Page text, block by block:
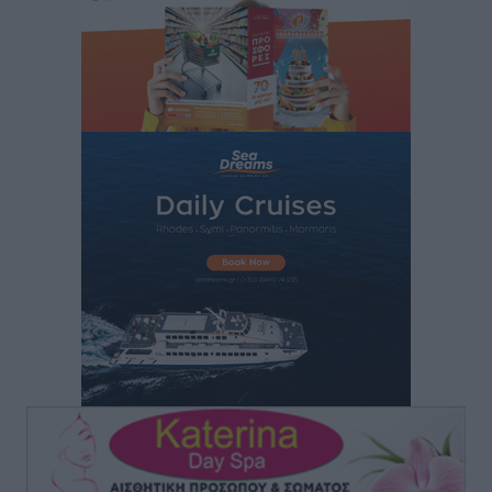
Δύο νέοι ξενώνες παραδόθηκαν στις Ένοπλες
Δυνάμεις στη νήσο Ρω
πριν 4 ώρες
Συνεχίζεται η έξοδος του Αυγούστου – Πάνω από
πριν 4 ώρες
Μόνιμες θέσεις στους παιδικούς σταθμούς: Οι
για τους δήμους
Τοπικές Ειδήσεις• πριν 4 ώρες
Δεύτερη πηγή εισοδήματος για τους επαγγελματίες
ψαράδες ο αλιευτικός τουρισμός
Ειδήσεις πριν 5 ώρες